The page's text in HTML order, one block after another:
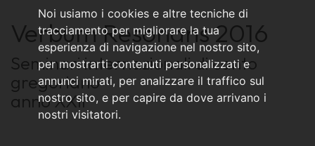
Noi usiamo i cookies e altre tecniche di
tracciamento per migliorare la tua
esperienza di navigazione nel nostro sito,
per mostrarti contenuti personalizzati e
annunci mirati, per analizzare il traffico sul
nostro sito, e per capire da dove arrivano i
nostri visitatori.
Verbum Resonans 2016
Seminari internazionali di canto
gregoriano
anno XXII